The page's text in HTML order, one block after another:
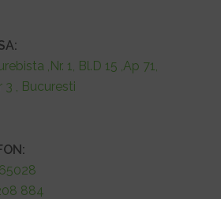
,Nr. 1, Bl.D 15 ,Ap 71,
3 , Bucuresti
884